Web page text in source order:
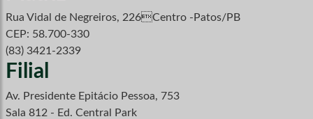
Rua Vidal de Negreiros, 226Centro -Patos/PB
CEP: 58.700-330
(83) 3421-2339
Filial
Av. Presidente Epitácio Pessoa, 753
Sala 812 - Ed. Central Park